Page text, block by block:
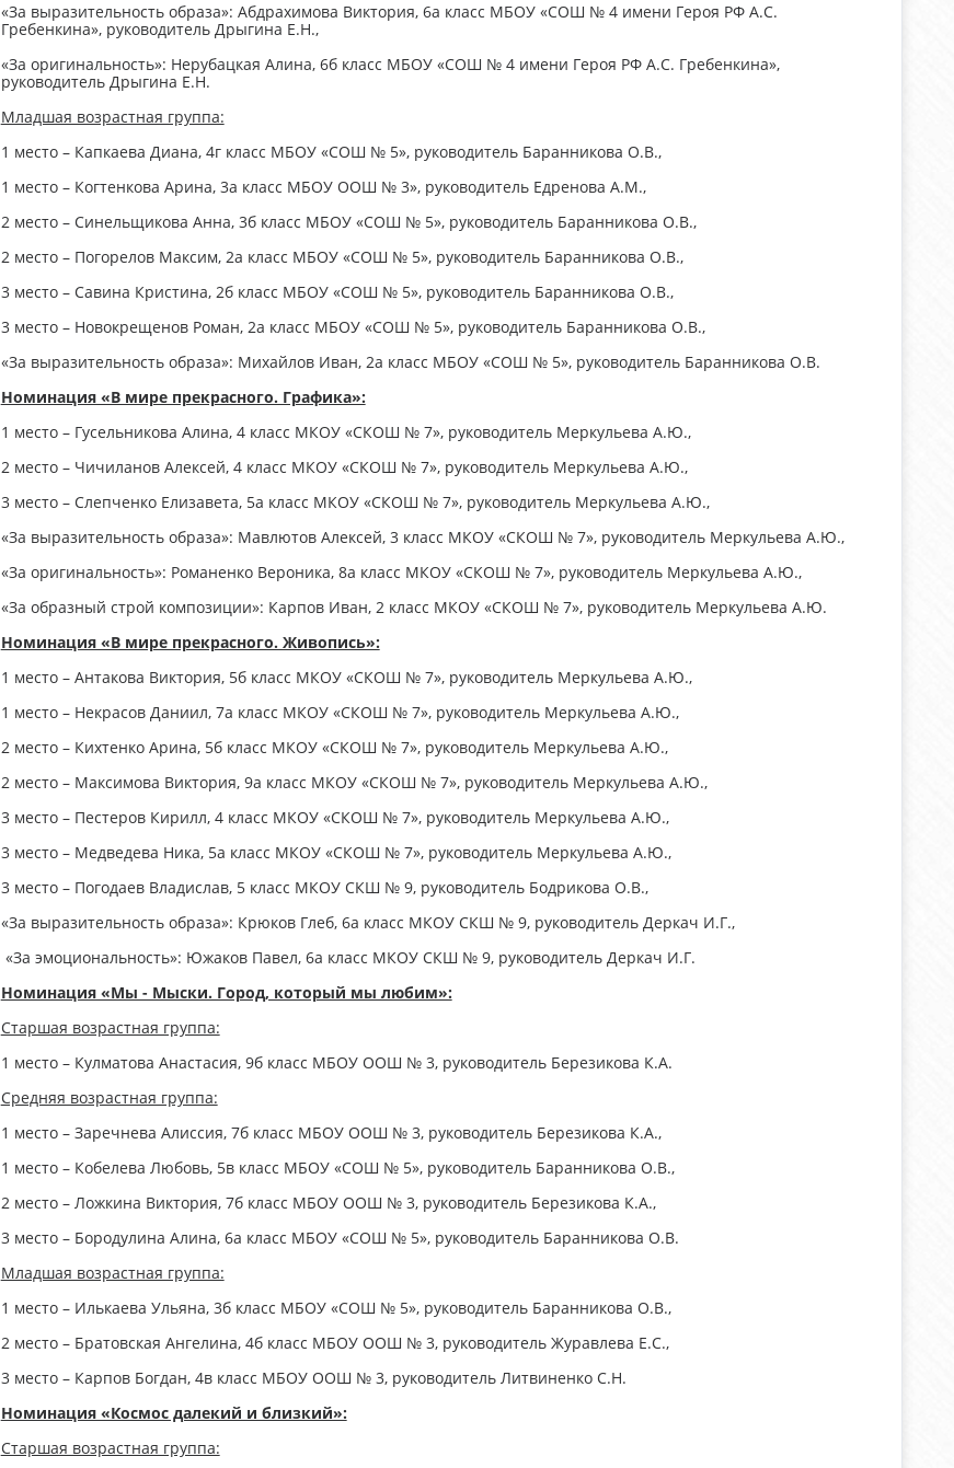
«За выразительность образа»: Абдрахимова Виктория, 6а класс МБОУ «СОШ № 4 имени Героя РФ А.С.
Гребенкина», руководитель Дрыгина Е.Н.,
«За оригинальность»: Нерубацкая Алина, 6б класс МБОУ «СОШ № 4 имени Героя РФ А.С. Гребенкина»,
руководитель Дрыгина Е.Н.
Младшая возрастная группа:
1 место – Капкаева Диана, 4г класс МБОУ «СОШ № 5», руководитель Баранникова О.В.,
1 место – Когтенкова Арина, 3а класс МБОУ ООШ № 3», руководитель Едренова А.М.,
2 место – Синельщикова Анна, 3б класс МБОУ «СОШ № 5», руководитель Баранникова О.В.,
2 место – Погорелов Максим, 2а класс МБОУ «СОШ № 5», руководитель Баранникова О.В.,
3 место – Савина Кристина, 2б класс МБОУ «СОШ № 5», руководитель Баранникова О.В.,
3 место – Новокрещенов Роман, 2а класс МБОУ «СОШ № 5», руководитель Баранникова О.В.,
«За выразительность образа»: Михайлов Иван, 2а класс МБОУ «СОШ № 5», руководитель Баранникова О.В.
Номинация «В мире прекрасного. Графика»:
1 место – Гусельникова Алина, 4 класс МКОУ «СКОШ № 7», руководитель Меркульева А.Ю.,
2 место – Чичиланов Алексей, 4 класс МКОУ «СКОШ № 7», руководитель Меркульева А.Ю.,
3 место – Слепченко Елизавета, 5а класс МКОУ «СКОШ № 7», руководитель Меркульева А.Ю.,
«За выразительность образа»: Мавлютов Алексей, 3 класс МКОУ «СКОШ № 7», руководитель Меркульева А.Ю.,
«За оригинальность»: Романенко Вероника, 8а класс МКОУ «СКОШ № 7», руководитель Меркульева А.Ю.,
«За образный строй композиции»: Карпов Иван, 2 класс МКОУ «СКОШ № 7», руководитель Меркульева А.Ю.
Номинация «В мире прекрасного. Живопись»:
1 место – Антакова Виктория, 5б класс МКОУ «СКОШ № 7», руководитель Меркульева А.Ю.,
1 место – Некрасов Даниил, 7а класс МКОУ «СКОШ № 7», руководитель Меркульева А.Ю.,
2 место – Кихтенко Арина, 5б класс МКОУ «СКОШ № 7», руководитель Меркульева А.Ю.,
2 место – Максимова Виктория, 9а класс МКОУ «СКОШ № 7», руководитель Меркульева А.Ю.,
3 место – Пестеров Кирилл, 4 класс МКОУ «СКОШ № 7», руководитель Меркульева А.Ю.,
3 место – Медведева Ника, 5а класс МКОУ «СКОШ № 7», руководитель Меркульева А.Ю.,
3 место – Погодаев Владислав, 5 класс МКОУ СКШ № 9, руководитель Бодрикова О.В.,
«За выразительность образа»: Крюков Глеб, 6а класс МКОУ СКШ № 9, руководитель Деркач И.Г.,
«За эмоциональность»: Южаков Павел, 6а класс МКОУ СКШ № 9, руководитель Деркач И.Г.
Номинация «Мы - Мыски. Город, который мы любим»:
Старшая возрастная группа:
1 место – Кулматова Анастасия, 9б класс МБОУ ООШ № 3, руководитель Березикова К.А.
Средняя возрастная группа:
1 место – Заречнева Алиссия, 7б класс МБОУ ООШ № 3, руководитель Березикова К.А.,
1 место – Кобелева Любовь, 5в класс МБОУ «СОШ № 5», руководитель Баранникова О.В.,
2 место – Ложкина Виктория, 7б класс МБОУ ООШ № 3, руководитель Березикова К.А.,
3 место – Бородулина Алина, 6а класс МБОУ «СОШ № 5», руководитель Баранникова О.В.
Младшая возрастная группа:
1 место – Илькаева Ульяна, 3б класс МБОУ «СОШ № 5», руководитель Баранникова О.В.,
2 место – Братовская Ангелина, 4б класс МБОУ ООШ № 3, руководитель Журавлева Е.С.,
3 место – Карпов Богдан, 4в класс МБОУ ООШ № 3, руководитель Литвиненко С.Н.
Номинация «Космос далекий и близкий»:
Старшая возрастная группа: